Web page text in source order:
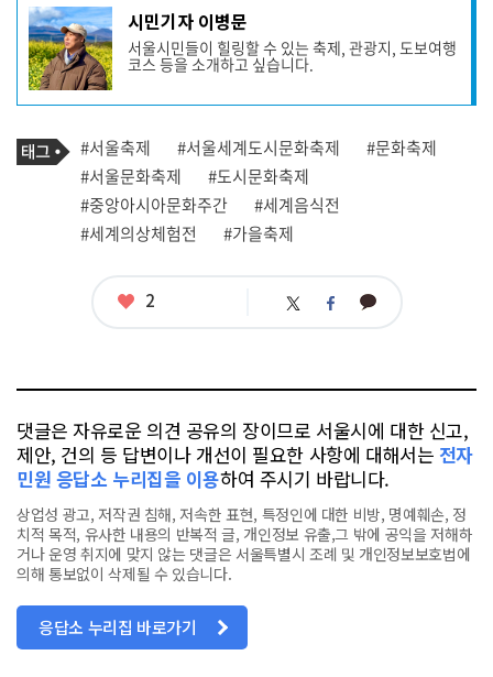
기
사
작
성
자
프
필
시민기자 이병문
서울시민들이 힐링할 수 있는 축제, 관광지, 도보여행
코스 등을 소개하고 싶습니다.
기
사
관
련
태
그
태
그
#서울축제 #서울세계도시문화축제
#문화축제
#서울문화축제
#도시문화축제
#중앙아시아문화주간
#세계음식전
#세계의상체험전
#가을축제
좋
2 트 페 카
댓글은 자유로운 의견 공유의 장이므로 서울시에 대한 신고,
제안, 건의 등 답변이나 개선이 필요한 사항에 대해서는 전자
민원 응답소 누리집을 이용하여 주시기 바랍니다.
상업성 광고, 저작권 침해, 저속한 표현, 특정인에 대한 비방, 명예훼손, 정
치적 목적, 유사한 내용의 반복적 글, 개인정보 유출,그 밖에 공익을 저해하
거나 운영 취지에 맞지 않는 댓글은 서울특별시 조례 및 개인정보보호법에
의해 통보없이 삭제될 수 있습니다.
응답소 누리집 바로가기